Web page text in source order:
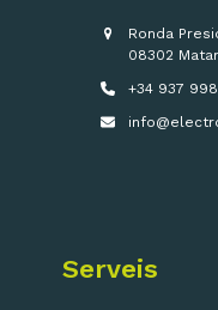
Ronda
08302
+34 937
Serveis